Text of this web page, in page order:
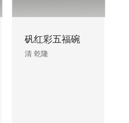
矾红彩五福碗
清 乾隆